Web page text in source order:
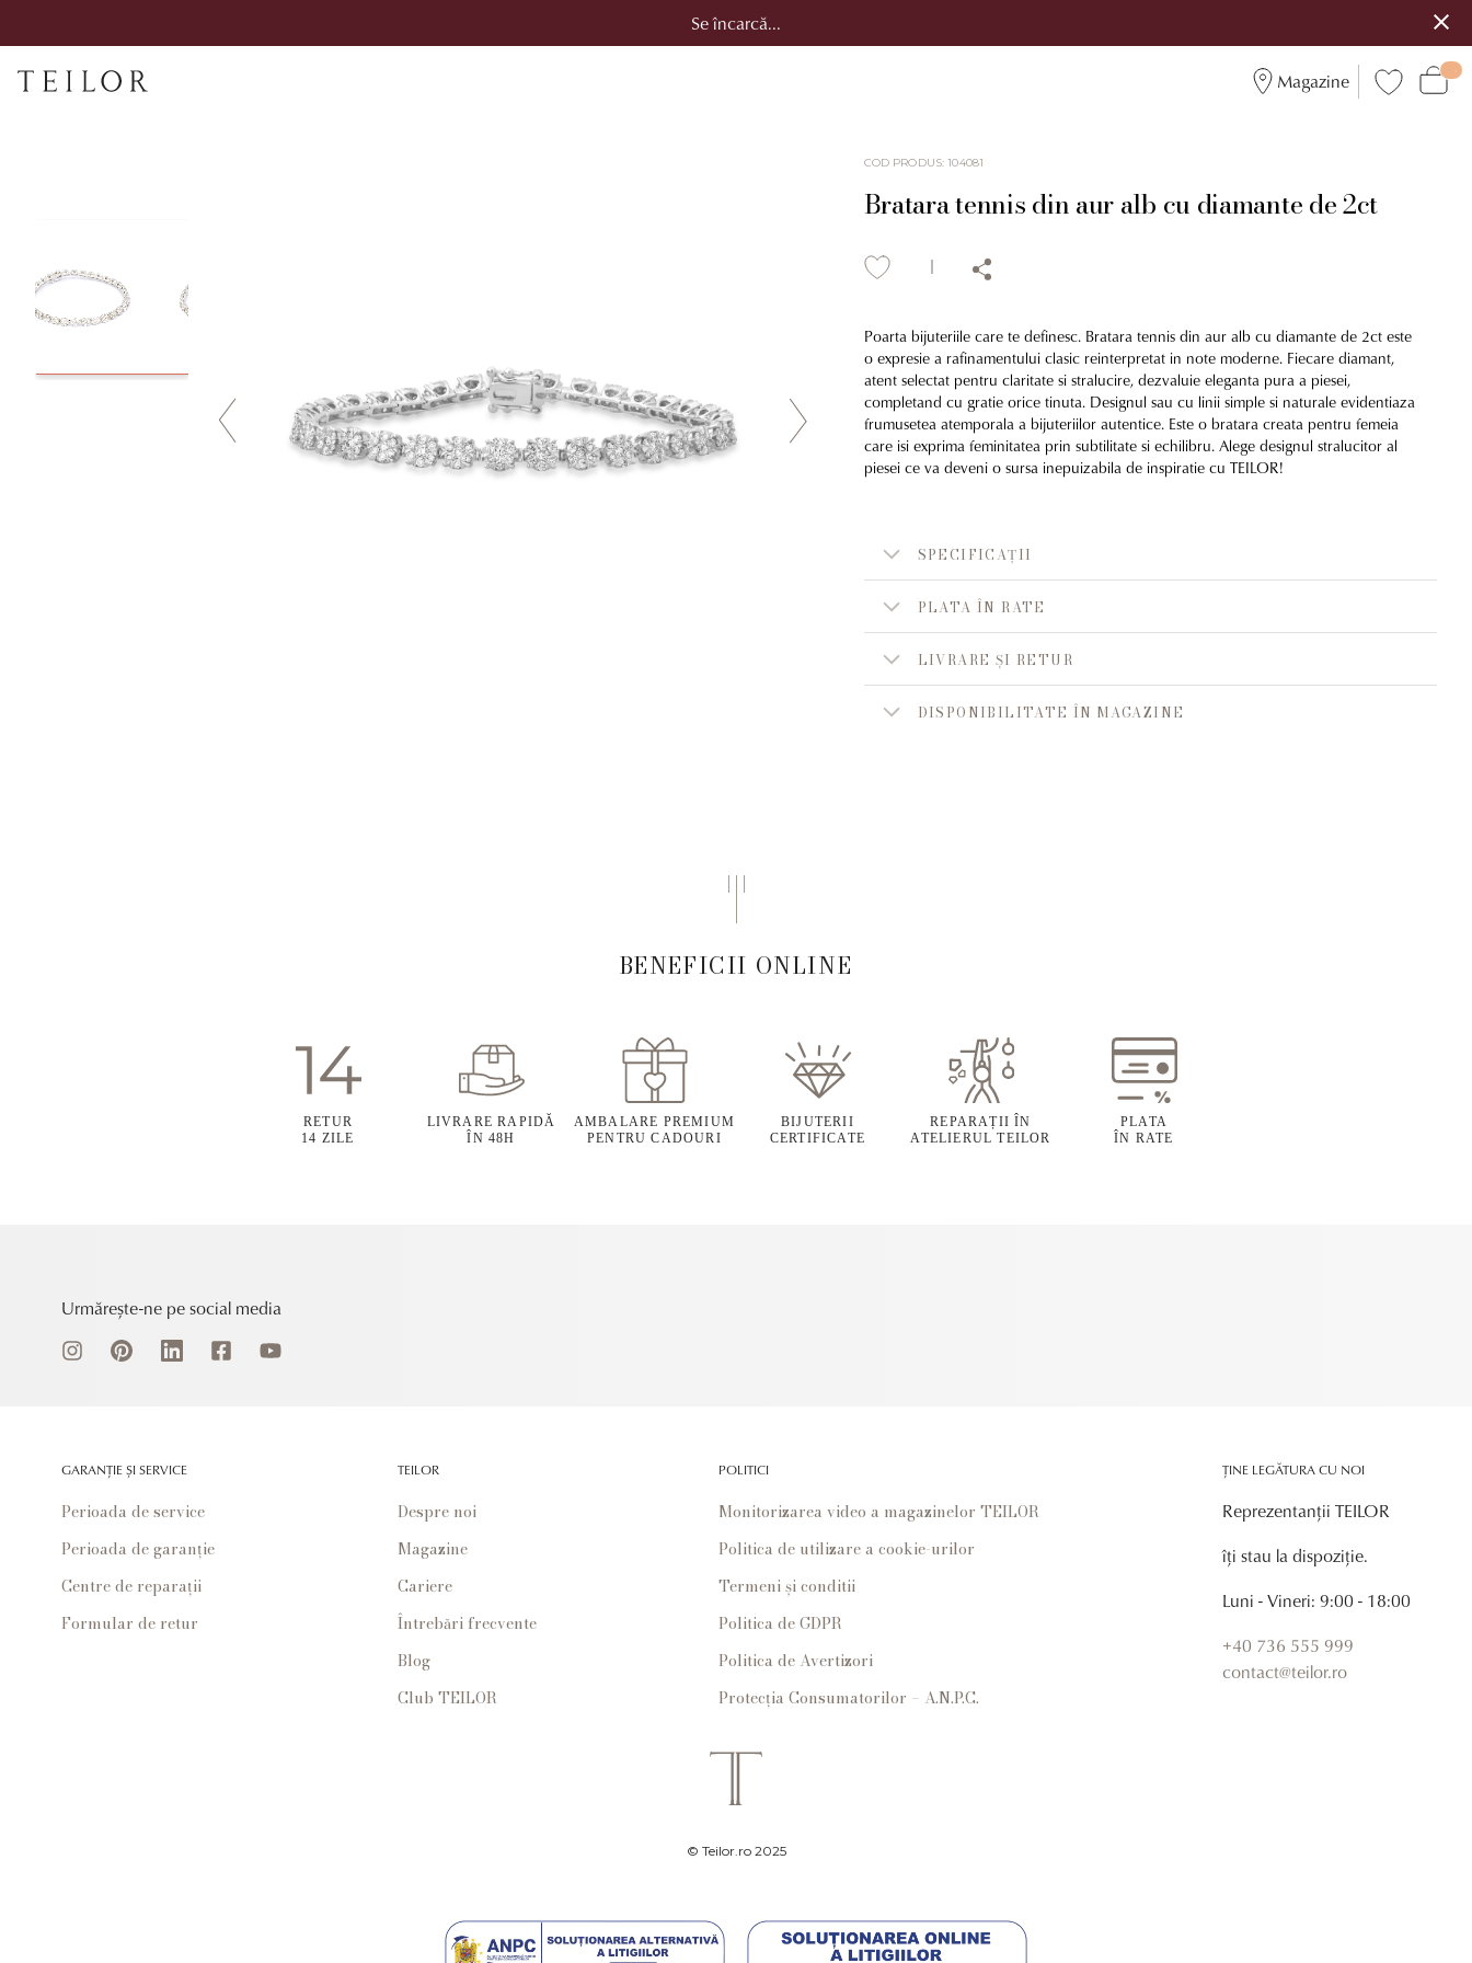
Se încarcă...
Magazine
COD PRODUS:104081
Bratara tennis din aur alb cu diamante de 2ct
Poarta bijuteriile care te definesc. Bratara tennis din aur alb cu diamante de 2ct este
o expresie a rafinamentului clasic reinterpretat in note moderne. Fiecare diamant,
atent selectat pentru claritate si stralucire, dezvaluie eleganta pura a piesei,
completand cu gratie orice tinuta. Designul sau cu linii simple si naturale evidentiaza
frumusetea atemporala a bijuteriilor autentice. Este o bratara creata pentru femeia
care isi exprima feminitatea prin subtilitate si echilibru. Alege designul stralucitor al
piesei ce va deveni o sursa inepuizabila de inspiratie cu TEILOR!
SPECIFICAȚII
PLATA ÎN RATE
LIVRARE ȘI RETUR
DISPONIBILITATE ÎN MAGAZINE
BENEFICII ONLINE
RETUR
14 ZILE
LIVRARE RAPIDĂ
ÎN 48H
AMBALARE PREMIUM
PENTRU CADOURI
BIJUTERII
CERTIFICATE
REPARAȚII ÎN
ATELIERUL TEILOR
PLATA
ÎN RATE
Urmărește-ne pe social media
GARANȚIE ȘI SERVICE
Perioada de service
Perioada de garanție
Centre de reparații
Formular de retur
TEILOR
Despre noi
Magazine
Cariere
Întrebări frecvente
Blog
Club TEILOR
POLITICI
Monitorizarea video a magazinelor TEILOR
Politica de utilizare a cookie-urilor
Termeni și conditii
Politica de GDPR
Politica de Avertizori
Protecția Consumatorilor – A.N.P.C.
ȚINE LEGĂTURA CU NOI
Reprezentanții TEILOR
îți stau la dispoziție.
Luni - Vineri: 9:00 - 18:00
+40 736 555 999
contact@teilor.ro
© Teilor.ro 2025